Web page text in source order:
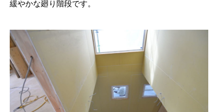
緩やかな廻り階段です。